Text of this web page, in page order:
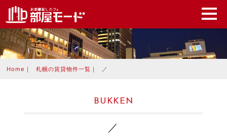
Home ｜ 札幌の賃貸物件一覧 ｜ ／
BUKKEN
／